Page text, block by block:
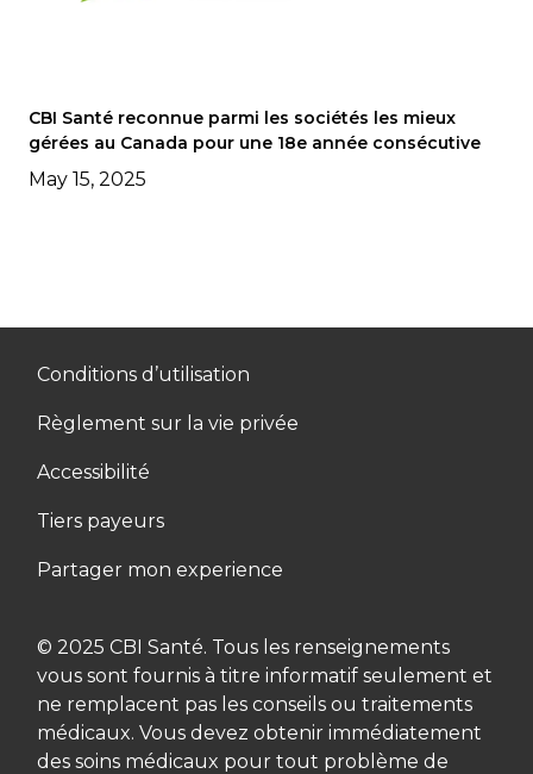
CBI Santé reconnue parmi les sociétés les mieux
gérées au Canada pour une 18e année consécutive
May 15, 2025
Conditions d’utilisation
Règlement sur la vie privée
Accessibilité
Tiers payeurs
Partager mon experience
© 2025 CBI Santé. Tous les renseignements
vous sont fournis à titre informatif seulement et
ne remplacent pas les conseils ou traitements
médicaux. Vous devez obtenir immédiatement
des soins médicaux pour tout problème de